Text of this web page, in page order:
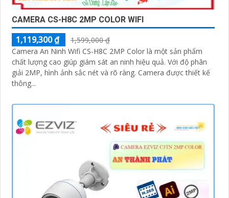
CAMERA CS-H8C 2MP COLOR WIFI
1,119,300 ₫
1,599,000 ₫
Camera An Ninh Wifi CS-H8C 2MP Color là một sản phẩm
chất lượng cao giúp giám sát an ninh hiệu quả. Với độ phân
giải 2MP, hình ảnh sắc nét và rõ ràng. Camera được thiết kế
thông...